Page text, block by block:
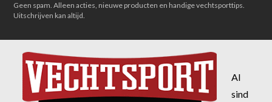
Geen spam. Alleen acties, nieuwe producten en handige vechtsporttips.
Uitschrijven kan altijd.
Al
sind